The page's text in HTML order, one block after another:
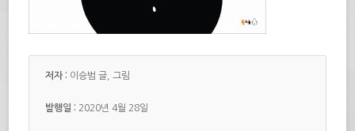
저자 : 이승범 글, 그림
발행일 : 2020년 4월 28일